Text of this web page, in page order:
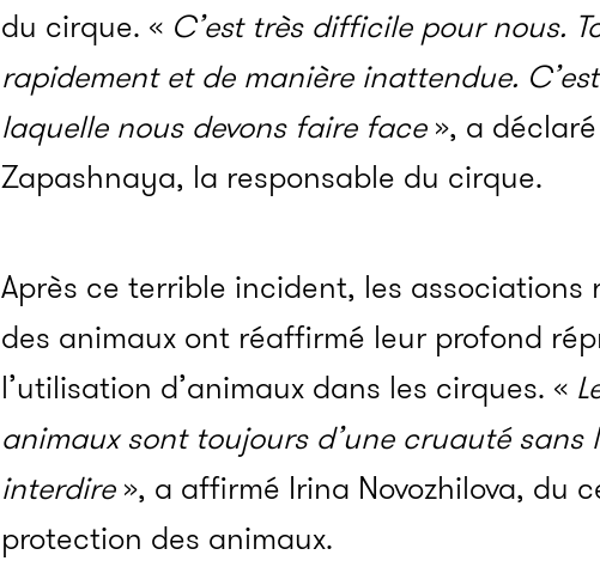
du cirque. « C’est très difficile pour nous.
rapidement et de manière inattendue.
laquelle nous devons faire face», a
Zapashnaya, la responsable du cirque.
Après ce terrible incident, les associations
des animaux ont réaffirmé leur profond
l’utilisation d’animaux dans les cirques. «
animaux sont toujours d’une cruauté
interdire», a affirmé Irina Novozhilova, du
protection des animaux.